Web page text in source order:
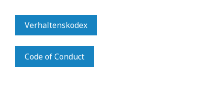
Verhaltenskodex
Code of Conduct